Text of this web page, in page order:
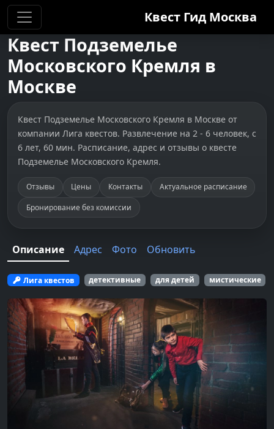
Квест Гид Москва
Квест Подземелье
Московского Кремля в
Москве
Квест Подземелье Московского Кремля в Москве от
компании Лига квестов. Развлечение на 2 - 6 человек, с
6 лет, 60 мин. Расписание, адрес и отзывы о квесте
Подземелье Московского Кремля.
Отзывы Цены Контакты
Актуальное расписание
Бронирование без комиссии
Описание Адрес Фото Обновить
Лига квестов детективные для детей мистические